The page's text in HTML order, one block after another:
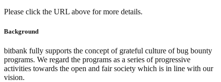
Please click the URL above for more details.
Background
bitbank fully supports the concept of grateful culture of bug bounty
programs. We regard the programs as a series of progressive
activities towards the open and fair society which is in line with our
vision.